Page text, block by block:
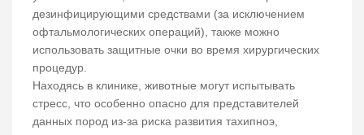
дезинфицирующими средствами (за исключением
офтальмологических операций), также можно
использовать защитные очки во время хирургических
процедур.
Находясь в клинике, животные могут испытывать
стресс, что особенно опасно для представителей
данных пород из-за риска развития тахипноэ,